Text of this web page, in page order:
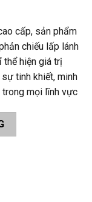
cấp, sản phẩm
chiếu lấp lánh
thể hiện giá trị
tinh khiết, minh
mọi lĩnh vực